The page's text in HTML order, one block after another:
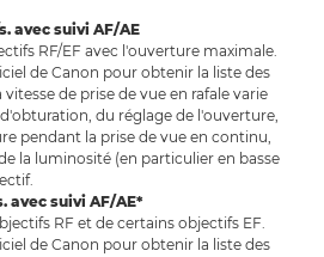
avec suivi AF/AE
RF/EF avec l'ouverture maximale.
de Canon pour obtenir la liste des
de prise de vue en rafale varie
du réglage de l'ouverture,
pendant la prise de vue en continu,
la luminosité (en particulier en basse
avec suivi AF/AE*
RF et de certains objectifs EF.
de Canon pour obtenir la liste des